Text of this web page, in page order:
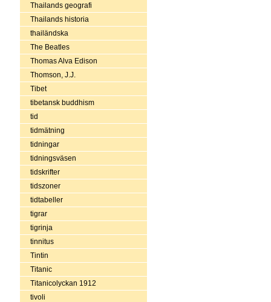
Thailands geografi
Thailands historia
thailändska
The Beatles
Thomas Alva Edison
Thomson, J.J.
Tibet
tibetansk buddhism
tid
tidmätning
tidningar
tidningsväsen
tidskrifter
tidszoner
tidtabeller
tigrar
tigrinja
tinnitus
Tintin
Titanic
Titanicolyckan 1912
tivoli